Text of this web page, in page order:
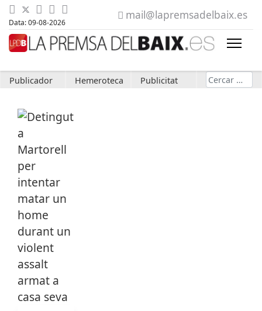
Data: 09-08-2026
mail@lapremsadelbaix.es
Publicador Hemeroteca Publicitat Cerca